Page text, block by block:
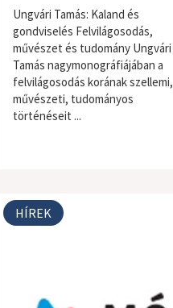
Ungvári Tamás: Kaland és
gondviselés Felvilágosodás,
művészet és tudomány Ungvári
Tamás nagymonográfiájában a
felvilágosodás korának szellemi,
művészeti, tudományos
történéseit ...
HÍREK